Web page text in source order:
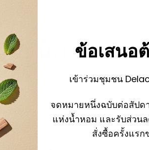
นัก
ร์แกนน้ำหอมของตน (ทั้ง
ด (วัตถุดิบธรรมชาติ 1,000
ข้อเสนอ
เข้าร่วมชุมชน
จดหมายหนึ่งฉบับต่อสัปด
แห่งน้ำหอม และรับส่วนล
สั่งซื้อครั้งแร